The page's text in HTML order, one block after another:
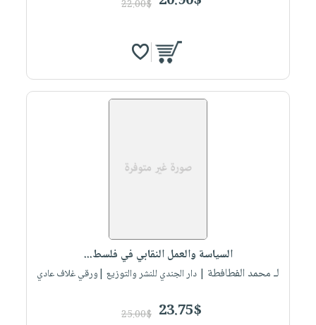
22.00$
السياسة والعمل النقابي في فلسط...
لـ محمد الفطافطة | دار الجندي للنشر والتوزيع |ورقي غلاف عادي
23.75$
25.00$